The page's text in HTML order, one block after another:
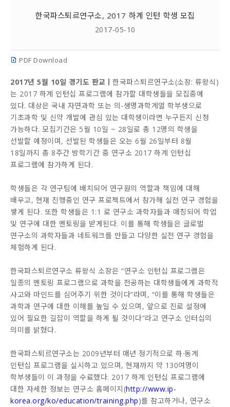
한국파스퇴르연구소, 2017 하계 인턴 학생 모집
2017-05-10
PDF Download
2017년 5월 10일 경기도 판교ㅣ 한국파스퇴르연구소(소장: 류왕식)
는 2017 하계 인턴십 프로그램에 참가할 대학생들을 모집중에
있다. 대상은 국내 자연과학 또는 의-생명과학계열 학부생으로
기초과학 및 신약 개발에 관심 있는 대학생이라면 누구든지 신청
가능하다. 모집기간은 5월 10일 ~ 28일로 총 12명의 학생을
선발할 예정이며, 선발된 학생들은 오는 6월 26일부터 8월
18일까지 총 8주간 방학기간 중 연구소 2017 하계 인턴십
프로그램에 참가하게 된다.
학생들은 각 연구팀에 배치되어 연구원의 역할과 책임에 대해
배우고, 현재 진행중인 연구 프로젝트에서 참가해 실전 연구 경험을
쌓게 된다. 또한 학생들은 1:1 로 연구소 과학자들과 매칭되어 학업
및 연구에 대한 멘토링을 받게된다. 이를 통해 학생들은 글로벌
연구소의 과학자들과 네트워크를 만들고 다양한 실전 연구 경험을
체험하게 된다.
한국파스퇴르연구소 류왕식 소장은 “연구소 인턴십 프로그램은
일종의 멘토링 프로그램으로 과학을 전공하는 대학생들에게 과학적
사고와 마인드를 심어주기 위한 것이다”라며, “이를 통해 학생들은
과학과 연구에 대한 이해를 높일 수 있으며, 앞으로 진로 설정에
있어 필요한 길잡이 역할을 하게 될 것이다”라고 연구소 인터십의
의미를 밝혔다.
한국파스퇴르연구소는 2009년부터 매년 정기적으로 하·동계
인턴십 프로그램을 실시하고 있으며, 현재까지 약 130여명이
학부생들이 이 과정을 수료했다. 2017 하계 인턴십 프로그램에
대한 자세한 정보는 연구소 홈페이지(http://www.ip-
korea.org/ko/education/training.php)를 참고하거나, 연구소